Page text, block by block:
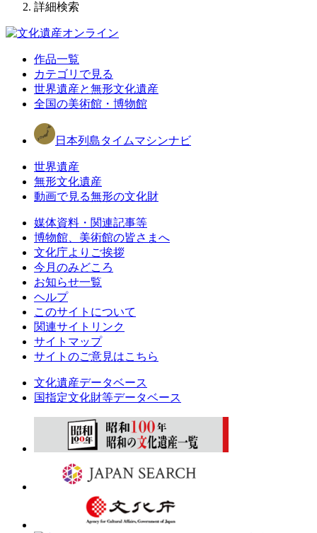
詳細検索
作品一覧
カテゴリで見る
世界遺産と無形文化遺産
全国の美術館・博物館
日本列島タイムマシンナビ
世界遺産
無形文化遺産
動画で見る無形の文化財
媒体資料・関連記事等
博物館、美術館の皆さまへ
文化庁よりご挨拶
今月のみどころ
お知らせ一覧
ヘルプ
このサイトについて
関連サイトリンク
サイトマップ
サイトのご意見はこちら
文化遺産データベース
国指定文化財等データベース